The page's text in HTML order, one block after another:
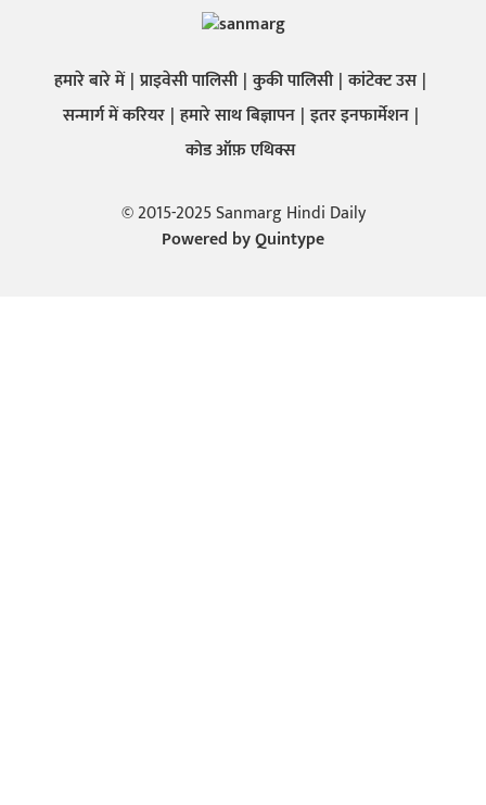
हमारे बारे में प्राइवेसी पालिसी कुकी पालिसी कांटेक्ट उस
सन्मार्ग में करियर हमारे साथ बिज्ञापन इतर इनफार्मेशन
कोड ऑफ़ एथिक्स
© 2015-2025 Sanmarg Hindi Daily
Powered byQuintype